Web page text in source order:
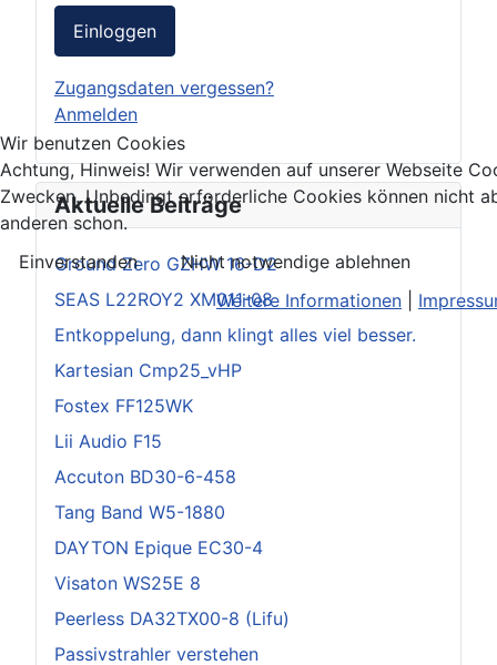
Einloggen
Zugangsdaten vergessen?
Anmelden
Aktuelle Beiträge
Ground Zero GZHW 16-D2
SEAS L22ROY2 XM011-08
Entkoppelung, dann klingt alles viel besser.
Kartesian Cmp25_vHP
Fostex FF125WK
Lii Audio F15
Accuton BD30-6-458
Tang Band W5-1880
DAYTON Epique EC30-4
Visaton WS25E 8
Peerless DA32TX00-8 (Lifu)
Passivstrahler verstehen
Wir benutzen Cookies
Achtung, Hinweis! Wir verwenden auf unserer Webseite
Zwecken. Unbedingt erforderliche Cookies können nicht
anderen schon.
Einverstanden
Nicht notwendige ablehnen
Weitere Informationen